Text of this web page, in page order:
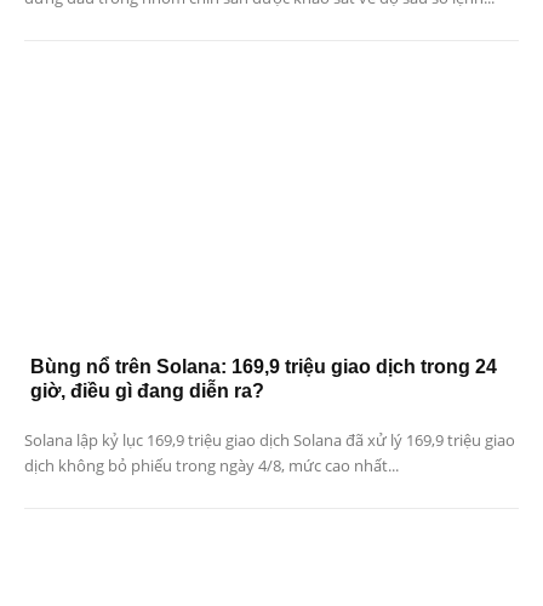
Bùng nổ trên Solana: 169,9 triệu giao dịch trong 24
giờ, điều gì đang diễn ra?
Solana lập kỷ lục 169,9 triệu giao dịch Solana đã xử lý 169,9 triệu giao
dịch không bỏ phiếu trong ngày 4/8, mức cao nhất...